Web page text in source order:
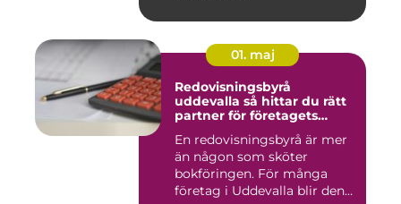
01. maj
Redovisningsbyrå
uddevalla så hittar du rätt
partner för företagets
En redovisningsbyrå är mer
än någon som sköter
bokföringen. För många
företag i Uddevalla blir den